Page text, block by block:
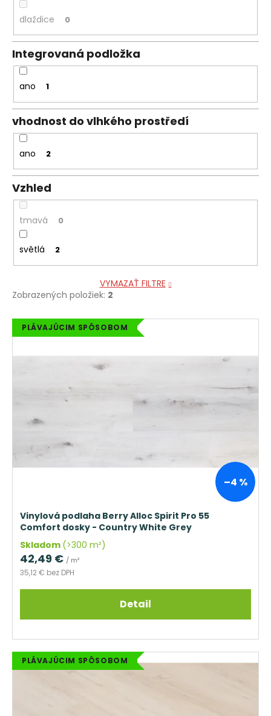
dlaždice 0
Integrovaná podložka
ano 1
vhodnost do vlhkého prostředí
ano 2
Vzhled
tmavá 0
světlá 2
VYMAZAŤ FILTRE
Zobrazených položiek: 2
V
ý
p
d
u
o
PLÁVAJÚCIM SPÔSOBOM
–4 %
Vinylová podlaha Berry Alloc Spirit Pro 55
Comfort dosky - Country White Grey
Skladom (>300 m²)
35,12 € bez DPH
42,49 € / m²
Detail
PLÁVAJÚCIM SPÔSOBOM